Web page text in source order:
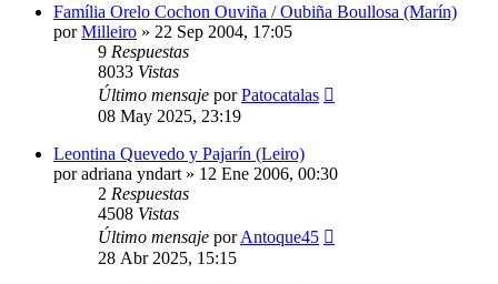
Família Orelo Cochon Ouviña / Oubiña Boullosa (Marín)
porMilleiro » 22 Sep 2004, 17:05
9 Respuestas
8033 Vistas
Último mensaje porPatocatalas
08 May 2025, 23:19
Leontina Quevedo y Pajarín (Leiro)
poradriana yndart » 12 Ene 2006, 00:30
2 Respuestas
4508 Vistas
Último mensaje porAntoque45
28 Abr 2025, 15:15